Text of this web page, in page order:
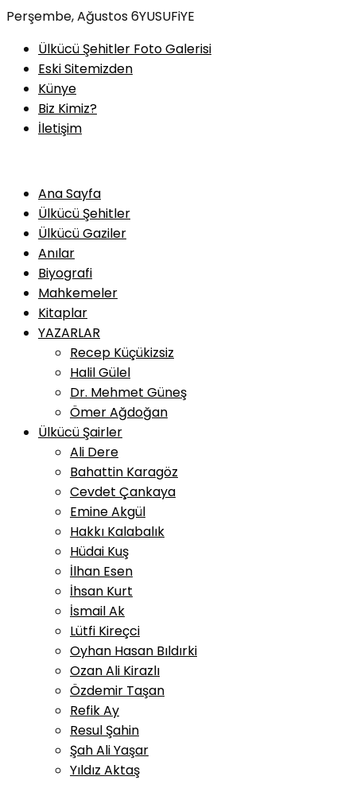
Skip
content
Perşembe, Ağustos 6YUSUFiYE
Ülkücü Şehitler Foto Galerisi
Eski Sitemizden
Künye
Biz Kimiz?
İletişim
Ana Sayfa
Ülkücü Şehitler
Ülkücü Gaziler
Anılar
Biyografi
Mahkemeler
Kitaplar
YAZARLAR
Recep Küçükizsiz
Halil Gülel
Dr. Mehmet Güneş
Ömer Ağdoğan
Ülkücü Şairler
Ali Dere
Bahattin Karagöz
Cevdet Çankaya
Emine Akgül
Hakkı Kalabalık
Hüdai Kuş
İlhan Esen
İhsan Kurt
İsmail Ak
Lütfi Kireçci
Oyhan Hasan Bıldırki
Ozan Ali Kirazlı
Özdemir Taşan
Refik Ay
Resul Şahin
Şah Ali Yaşar
Yıldız Aktaş